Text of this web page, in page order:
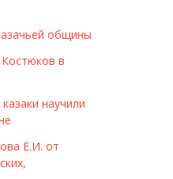
общины
в
научили
Е.И. от